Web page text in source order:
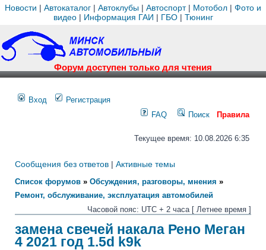
Новости | Автокаталог | Автоклубы | Автоспорт| Мотобол | Фото и
видео| Информация ГАИ | ГБО| Тюнинг
Форум доступен только для чтения
Вход
Регистрация
FAQ
Поиск Правила
Текущее время: 10.08.2026 6:35
Сообщения без ответов | Активные темы
Список форумов » Обсуждения, разговоры, мнения »
Ремонт, обслуживание, эксплуатация автомобилей
Часовой пояс: UTC + 2 часа [ Летнее время ]
замена свечей накала Рено Меган
4 2021 год 1.5d k9k